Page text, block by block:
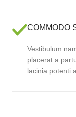
COMMODO
Vestibulum
placerat a
lacinia potenti